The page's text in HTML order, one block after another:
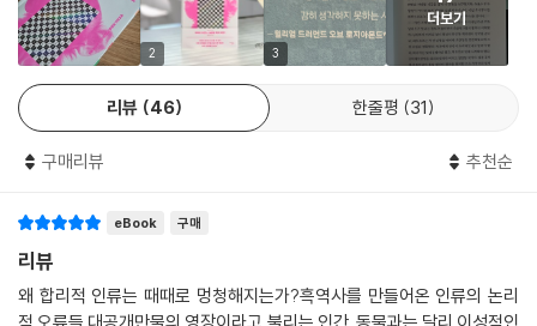
것이다.
이 책은 인류가 탄생한 이래 지금까지 일어난 논리적 흑역사들을 탐색한
다. 이미 시체가 되었으나 변론할 수 없다는 이유로 살인자로 몰린 교황, 1
장자가 된 판매원, 온갖 혐오의 생산자이자 각종 범죄의 용의자인 트럼프
이를 지키기 위해 ‘자연적이지 않은 것’들을 거부한다며 백신을 반대하는
자연주의 양육자 등 다양한 사례들 속에서 우리가 속는 오류들을 추적한
다. 예컨대 도박사의 오류나 생존 편향, 허수아비 논증, 포러 효과, 잘못된
인과관계의 오류, 기계적 중립, 단일 원인의 오류, 화물숭배 과학 등의 논
2 3
더보기
리뷰 46 한줄평 31
구매리뷰 추천순
eBook 구매
리뷰
왜 합리적 인류는 때때로 멍청해지는가?흑역사를 만들어온 인류의 논리